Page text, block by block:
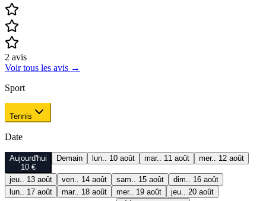
2 avis
Voir tous les avis →
Sport
Tennis
Date
Aujourd'hui
10 €
Demain lun.. 10 août mar.. 11 août mer.. 12 août
jeu.. 13 août ven.. 14 août sam.. 15 août
dim.. 16 août
lun.. 17 août
mar.. 18 août mer.. 19 août jeu.. 20 août